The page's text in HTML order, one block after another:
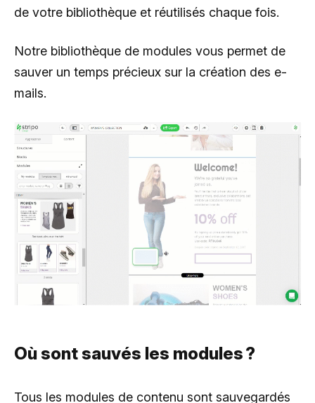
de votre bibliothèque et réutilisés chaque fois.
Notre bibliothèque de modules vous permet de
sauver un temps précieux sur la création des e-
mails.
Où sont sauvés les modules ?
Tous les modules de contenu sont sauvegardés